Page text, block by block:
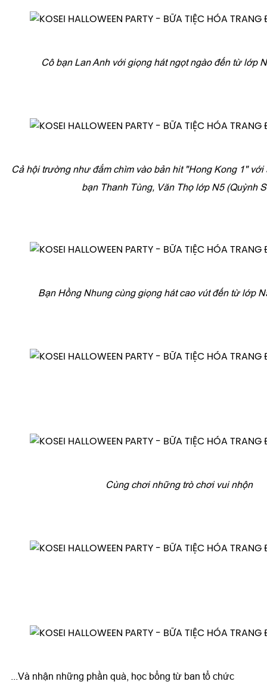
Cô bạn Lan Anh với giọng hát ngọt ngào đến từ lớp
Cả hội trường như đắm chìm vào bản hit "Hong Kong 1" với
bạn Thanh Tùng, Văn Thọ lớp N5 (Quỳnh
Bạn Hồng Nhung cùng giọng hát cao vút đến từ lớp
Cùng chơi những trò chơi vui nhộn
...Và nhận những phần quà, học bổng từ ban tổ chức